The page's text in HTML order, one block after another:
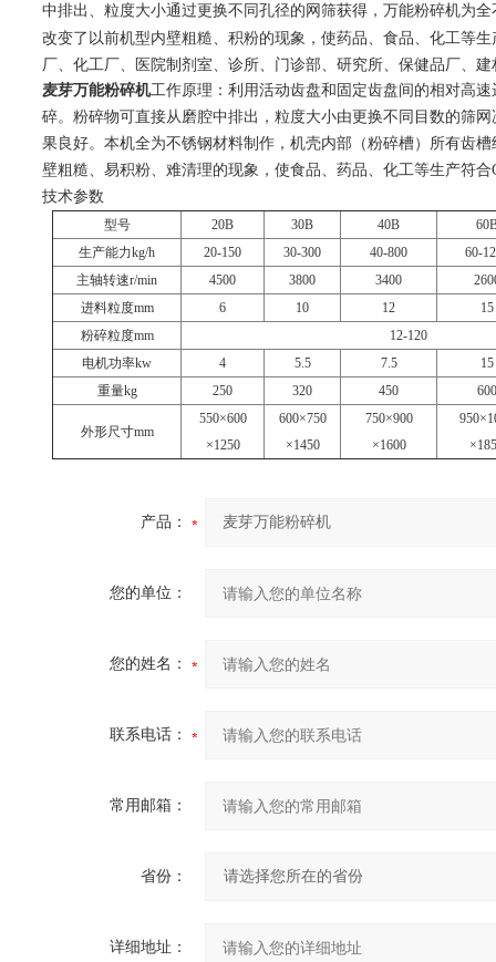
中排出、粒度大小通过更换不同孔径的网筛获得，万能粉碎机为
改变了以前机型内壁粗糙、积粉的现象，使药品、食品、化工等
厂、化工厂、医院制剂室、诊所、门诊部、研究所、保健品厂、
麦芽万能粉碎机工作原理： 利用活动齿盘和固定齿盘间的相对高
碎。粉碎物可直接从磨腔中排出，粒度大小由更换不同目数的筛
果良好。本机全为不锈钢材料制作，机壳内部（粉碎槽）所有齿
壁粗糙、易积粉、难清理的现象，使食品、药品、化工等生产符合
技术参数
型号 20B 30B 40B
生产能力kg/h
20-150 30-300 40-800
60-
主轴转速r/min
4500 3800 3400
进料粒度mm
6 10 12
15
粉碎粒度mm
12-120
电机功率kw
4 5.5 7.5
15
重量kg
250 320 450 600
外形尺寸mm
550×600
×1250
600×750
×1450
750×900
×1600
产品：
您的单位：
您的姓名：
联系电话：
常用邮箱：
省份：
详细地址：